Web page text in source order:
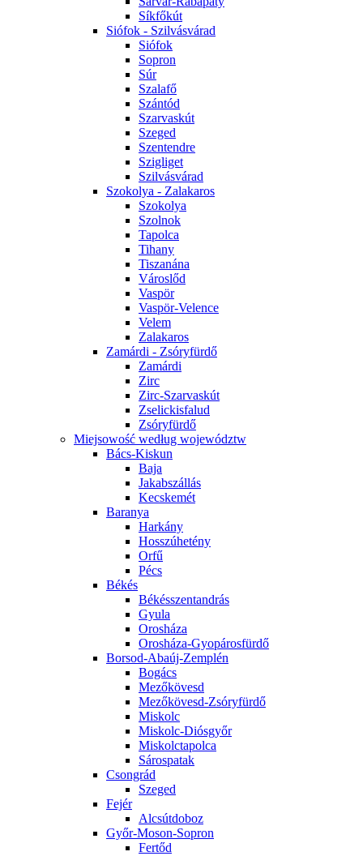
Síkfőkút
Siófok - Szilvásvárad
Siófok
Sopron
Súr
Szalafő
Szántód
Szarvaskút
Szeged
Szentendre
Szigliget
Szilvásvárad
Szokolya - Zalakaros
Szokolya
Szolnok
Tapolca
Tihany
Tiszanána
Városlőd
Vaspör
Vaspör-Velence
Velem
Zalakaros
Zamárdi - Zsóryfürdő
Zamárdi
Zirc
Zirc-Szarvaskút
Zselickisfalud
Zsóryfürdő
Miejsowość według województw
Bács-Kiskun
Baja
Jakabszállás
Kecskemét
Baranya
Harkány
Hosszúhetény
Orfű
Pécs
Békés
Békésszentandrás
Gyula
Orosháza
Orosháza-Gyopárosfürdő
Borsod-Abaúj-Zemplén
Bogács
Mezőkövesd
Mezőkövesd-Zsóryfürdő
Miskolc
Miskolc-Diósgyőr
Miskolctapolca
Sárospatak
Csongrád
Szeged
Fejér
Alcsútdoboz
Győr-Moson-Sopron
Fertőd